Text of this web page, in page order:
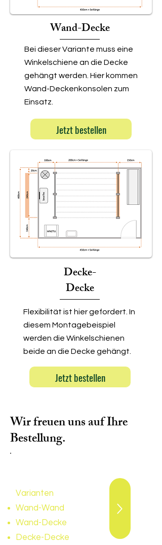
Wand-Decke
Bei dieser Variante muss eine
Winkelschiene an die Decke
gehängt werden. Hier kommen
Wand-Deckenkonsolen zum
Einsatz.
Jetzt bestellen
Decke-
Decke
Flexibilität ist hier gefordert. In
diesem Montagebeispiel
werden die Winkelschienen
beide an die Decke gehängt.
Jetzt bestellen
Wir freuen uns auf Ihre
Bestellung.
Varianten
Wand-Wand
Wand-Decke
Decke-Decke